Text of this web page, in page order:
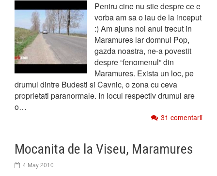
Pentru cine nu stie despre ce e
vorba am sa o iau de la inceput
:) Am ajuns noi anul trecut in
Maramures iar domnul Pop,
gazda noastra, ne-a povestit
despre “fenomenul” din
Maramures. Exista un loc, pe
drumul dintre Budesti si Cavnic, o zona cu ceva
proprietati paranormale. In locul respectiv drumul are
o…
31 comentarii
Mocanita de la Viseu, Maramures
4 May 2010